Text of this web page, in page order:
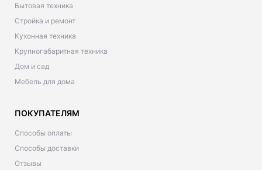
Бытовая техника
Стройка и ремонт
Кухонная техника
Крупногабаритная техника
Дом и сад
Мебель для дома
ПОКУПАТЕЛЯМ
Способы оплаты
Способы доставки
Отзывы